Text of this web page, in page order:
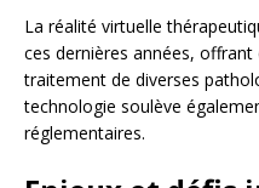
La réalité virtuelle
ces dernières années,
traitement de diverses
technologie soulève
réglementaires.